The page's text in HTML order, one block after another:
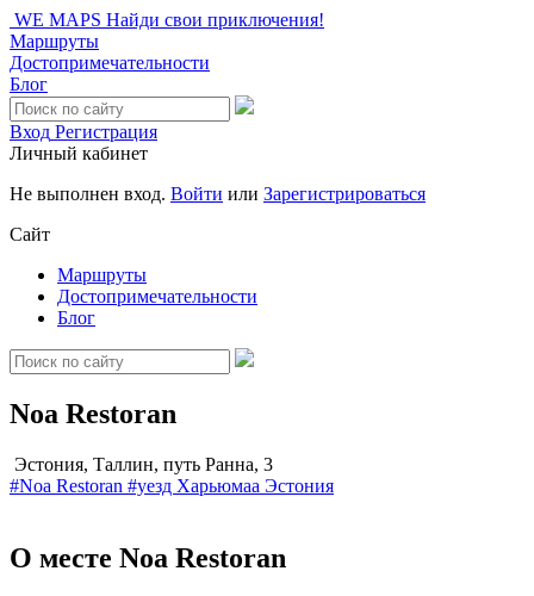
WE MAPS Найди свои приключения!
Маршруты
Достопримечательности
Блог
Вход Регистрация
Личный кабинет
Не выполнен вход. Войти или Зарегистрироваться
Сайт
Маршруты
Достопримечательности
Блог
Noa Restoran
Эстония, Таллин, путь Ранна, 3
#Noa Restoran #уезд Харьюмаа Эстония
О месте Noa Restoran